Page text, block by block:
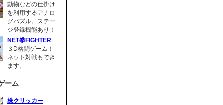
動物などの仕掛け
を利用するアナロ
グパズル。ステー
ジ登録機能あり！
NET拳FIGHTER
３D格闘ゲーム！
ネット対戦もでき
ます。
ーム
株クリッカー